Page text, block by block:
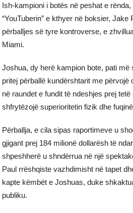
Ish-kampioni i botës në peshat e
“YouTuberin” e kthyer në boksier,
përballjes së tyre kontroverse, e
Miami.
Joshua, dy herë kampion bote, pati
pritej përballë kundërshtarit me
në raundet e fundit të ndeshjes prej
shfrytëzojë superioritetin fizik dhe
Përballja, e cila sipas raportimeve u
gjigant prej 184 milionë dollarësh të
shpeshherë u shndërrua në një
Paul rrëshqiste vazhdimisht në tapet
kapte këmbët e Joshuas, duke
publiku.